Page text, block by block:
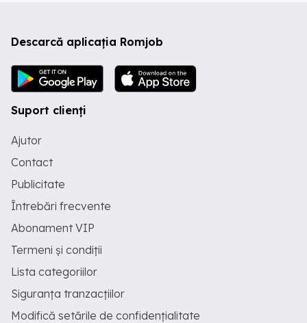
Descarcă aplicația Romjob
Suport clienți
Ajutor
Contact
Publicitate
Întrebări frecvente
Abonament VIP
Termeni și condiții
Lista categoriilor
Siguranța tranzacțiilor
Modifică setările de confidențialitate